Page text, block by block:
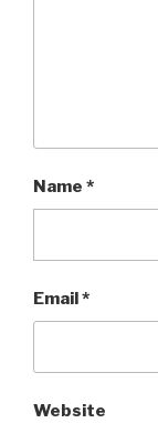
Name *
Email*
Website